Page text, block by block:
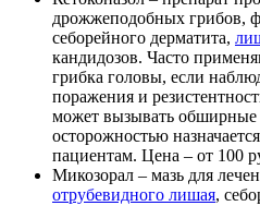
дрожжеподобных грибов,
себорейного дерматита,
кандидозов. Часто
грибка головы, если
поражения и
может вызывать
осторожностью
пациентам. Цена – от 100
Микозорал – мазь для
отрубевидного лишая,